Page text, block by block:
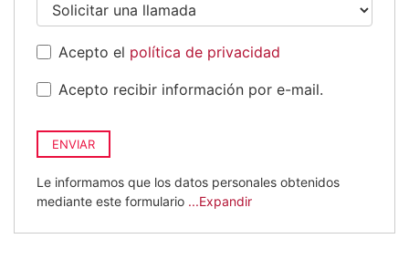
Acepto el política de privacidad
Acepto recibir información por e-mail.
ENVIAR
Le informamos que los datos personales obtenidos
mediante este formulario ...Expandir